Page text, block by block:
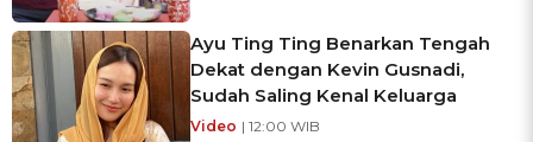
Ayu Ting Ting Benarkan Tengah
Dekat dengan Kevin Gusnadi,
Sudah Saling Kenal Keluarga
Video | 12:00 WIB